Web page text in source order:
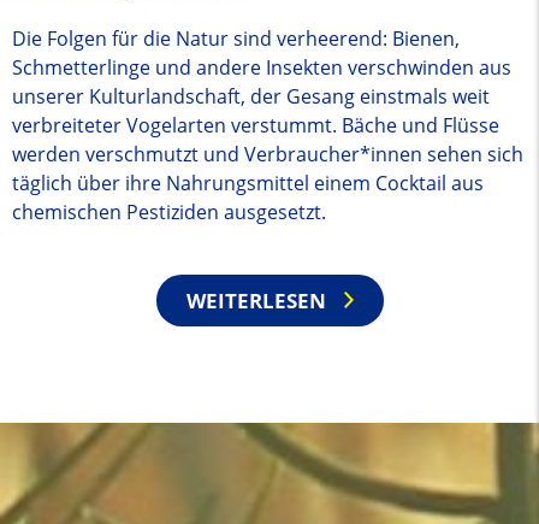
Die Folgen für die Natur sind verheerend: Bienen,
Schmetterlinge und andere Insekten verschwinden aus
unserer Kulturlandschaft, der Gesang einstmals weit
verbreiteter Vogelarten verstummt. Bäche und Flüsse
werden verschmutzt und Verbraucher*innen sehen sich
täglich über ihre Nahrungsmittel einem Cocktail aus
chemischen Pestiziden ausgesetzt.
WEITERLESEN